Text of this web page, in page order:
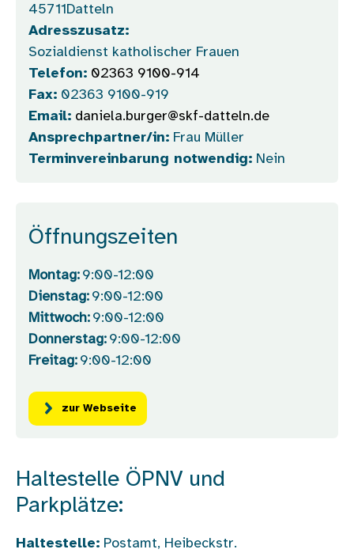
45711Datteln
Adresszusatz:
Sozialdienst katholischer Frauen
Telefon: 02363 9100-914
Fax: 02363 9100-919
Email: daniela.burger@skf-datteln.de
Ansprechpartner/in: Frau Müller
Terminvereinbarung notwendig: Nein
Öffnungszeiten
Montag: 9:00-12:00
Dienstag: 9:00-12:00
Mittwoch: 9:00-12:00
Donnerstag: 9:00-12:00
Freitag: 9:00-12:00
zur Webseite
Haltestelle ÖPNV und
Parkplätze:
Haltestelle: Postamt, Heibeckstr.